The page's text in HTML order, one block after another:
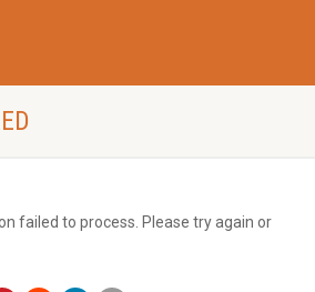
failed to process. Please try again or